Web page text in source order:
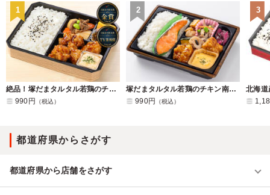
1
絶品！塚だまタルタル若鶏のチキン南蛮弁当
990円
（税込）
2
塚だまタルタル若鶏のチキン南蛮と塩鮭の幕ノ内弁当
990円
（税込）
3
都道府県からさがす
都道府県から店舗をさがす